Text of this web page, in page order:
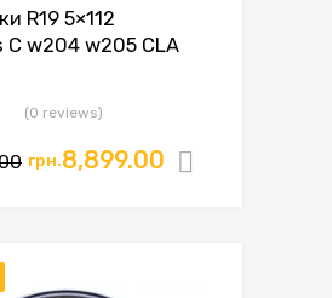
R19 5×112
C w204 w205 CLA
(0 reviews)
грн.8,899.00